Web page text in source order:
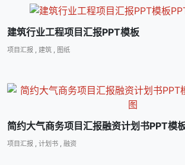
建筑行业工程项目汇报PPT模板
项目汇报 建筑 图纸
简约大气商务项目汇报融资计划书PPT模
项目汇报 计划书 融资